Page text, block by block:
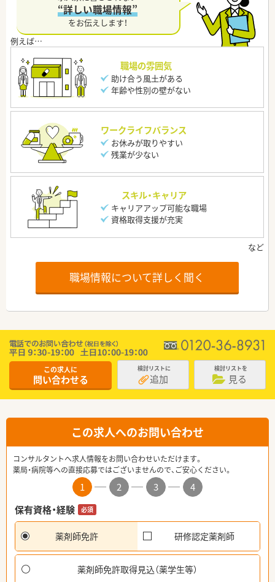
“詳しい職場情報”
をお伝えします！
職場の雰囲気
助け合う風土がある
年齢や性別の壁がない
ワークライフバランス
お休みが取りやすい
残業が少ない
スキル・キャリア
キャリアアップ可能な職場
資格取得支援が充実
職場情報について詳しく聞く
この求人に
問い合わせる
検討リストに
追加
検討リストを
見る
この求人へのお問い合わせ
コンサルタントへ求人情報をお問い合わせいただけます。
薬局・病院等への直接応募ではございませんので、ご安心ください。
1 2 3
4
保有資格・経験
必須
薬剤師免許 研修認定薬剤師
薬剤師免許取得見込（薬学生等）